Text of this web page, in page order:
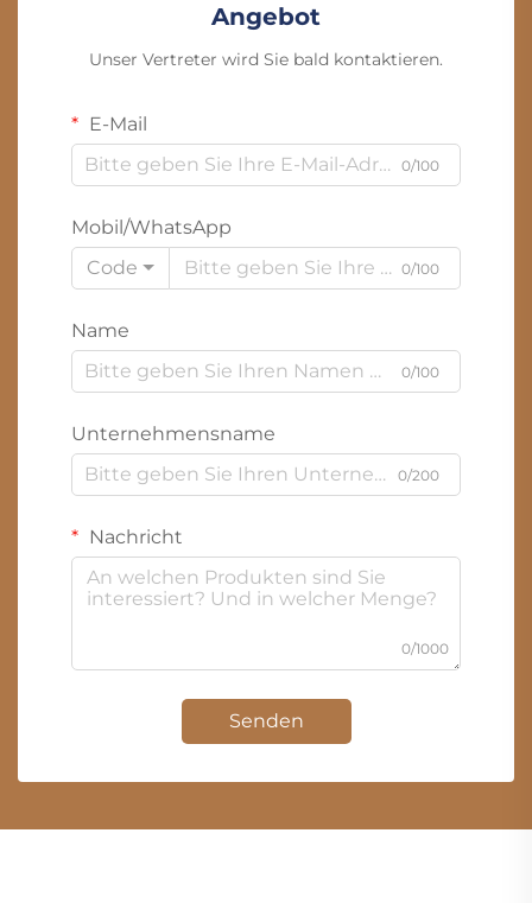
Angebot
Unser Vertreter wird Sie bald kontaktieren.
E-Mail
0/100
Mobil/WhatsApp
Code
0/100
Name
0/100
Unternehmensname
0/200
Nachricht
0/1000
Senden